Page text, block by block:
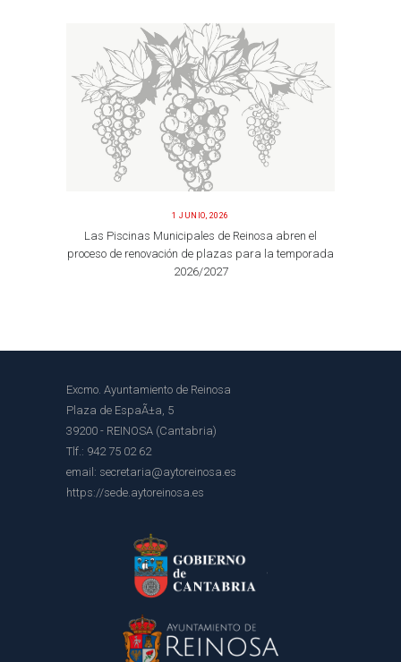
1 JUNIO, 2026
Las Piscinas Municipales de Reinosa abren el
proceso de renovación de plazas para la temporada
2026/2027
Excmo. Ayuntamiento de Reinosa
Plaza de EspaÃ±a, 5
39200 - REINOSA (Cantabria)
Tlf.: 942 75 02 62
email: secretaria@aytoreinosa.es
https://sede.aytoreinosa.es